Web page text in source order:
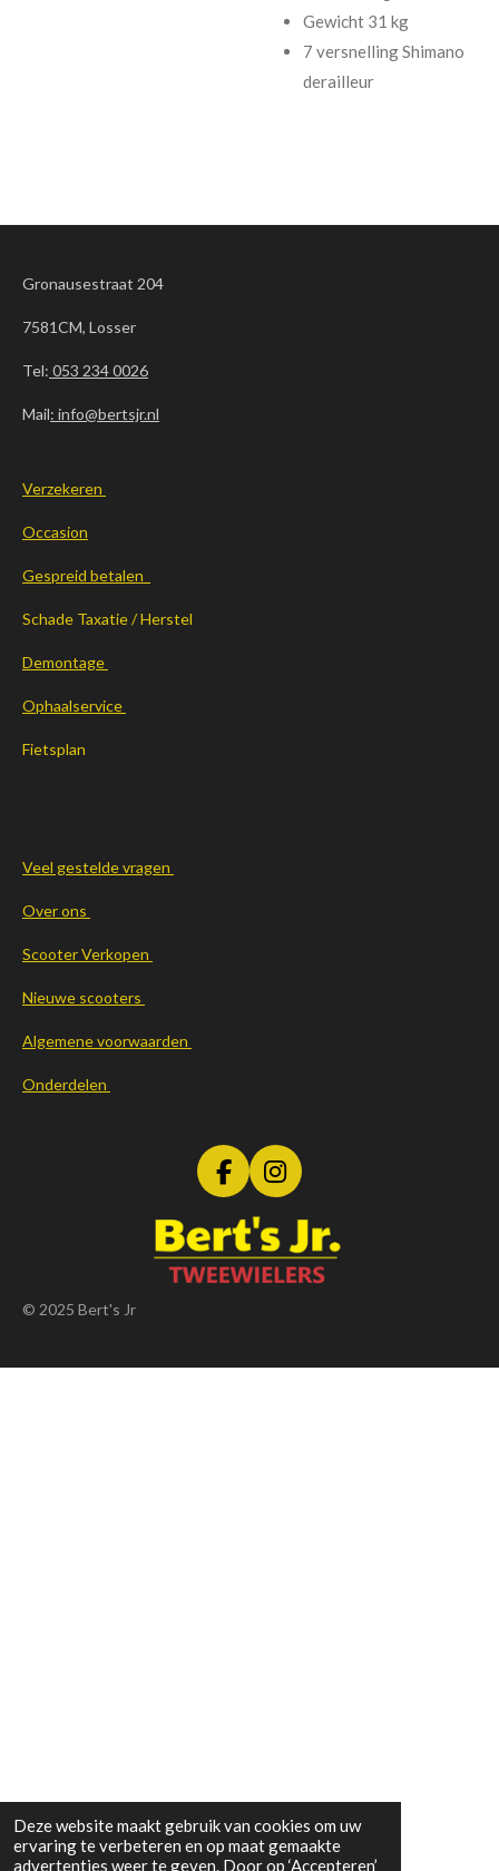
Deze website maakt gebruik van cookies om uw
ervaring te verbeteren en op maat gemaakte
advertenties weer te geven. Door op ‘Accepteren’
Gewicht 31 kg
7 versnelling Shimano
derailleur
Gronausestraat 204
7581CM, Losser
Tel: 053 234 0026
Mail: info@bertsjr.nl
Verzekeren
Occasion
Gespreid betalen
Schade Taxatie / Herstel
Demontage
Ophaalservice
Fietsplan
Veel gestelde vragen
Over ons
Scooter Verkopen
Nieuwe scooters
Algemene voorwaarden
Onderdelen
F
a
c
e
b
I
n
s
t
a
© 2025 Bert's Jr